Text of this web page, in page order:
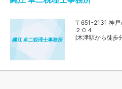
縄江 卓二税理士事務所
〒651-2131 神戸
２０４
(木津駅から徒歩